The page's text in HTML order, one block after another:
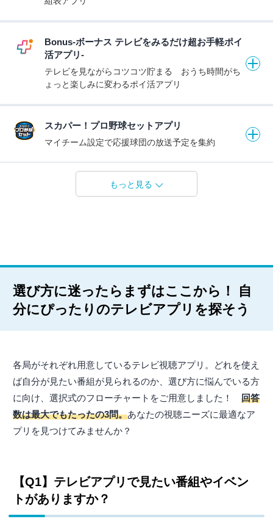
Bonus-ボーナス テレビをみるだけ超お手軽ポイ
活アプリ-
テレビを見ながらコツコツ貯まる おうち時間がち
ょっと楽しみに変わるポイ活アプリ
スカパー！プロ野球セットアプリ
マイチーム設定で応援球団の放送予定を集約
もっと見る
選び方に迷ったらまずはここから！ 自
分にぴったりのテレビアプリを探そう
各局がそれぞれ用意しているテレビ視聴アプリ。どれを使え
ば自分が見たい番組が見られるのか、選び方に悩んでいる方
に向け、選択式のフローチャートをご用意しました！ 回答
数は最大でもたったの3問。あなたの視聴ニーズに最適なア
プリを見つけてみませんか？
【Q1】テレビアプリで見たい番組やイベン
トがありますか？